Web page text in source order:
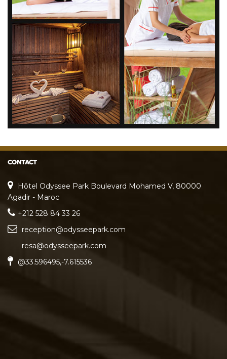
CONTACT
Hôtel Odyssee Park Boulevard Mohamed V, 80000
Agadir - Maroc
+212 528 84 33 26
reception@odysseepark.com
resa@odysseepark.com
@33.596495,-7.615536